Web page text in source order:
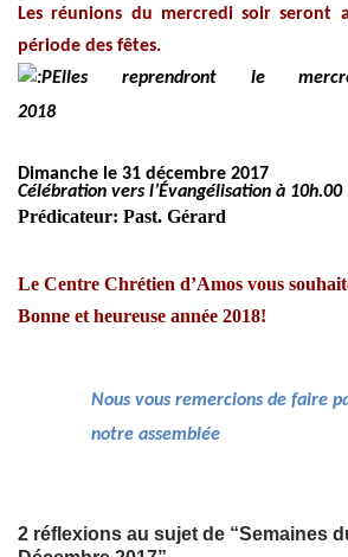
Les réunions du mercredi soir seront
période des fêtes.
Elles reprendront le
2018
Dimanche le 31 décembre 2017
Célébration vers l’Évangélisation à 10h.00
Prédicateur: Past. Gérard
Le Centre Chrétien d’Amos vous
Bonne et heureuse année 2018!
Nous vous remercions de faire
notre assemblée
2 réflexions au sujet de “Semaines